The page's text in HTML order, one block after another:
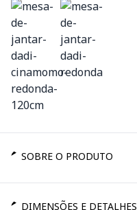
SOBRE O PRODUTO
DIMENSÕES E DETALHES